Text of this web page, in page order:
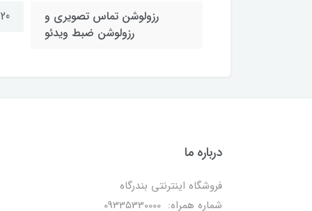
رزولوشن تماس تصویری و
رزولوشن ضبط ویدئو
720 ×
درباره ما
فروشگاه اینترنتی بندرگاه
شماره همراه: 09335330000